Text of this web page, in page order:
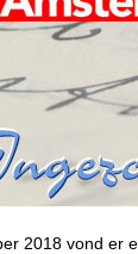
2018 vond er